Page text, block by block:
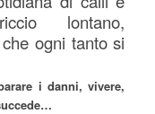
lontano,
ogni tanto si
i danni, vivere,